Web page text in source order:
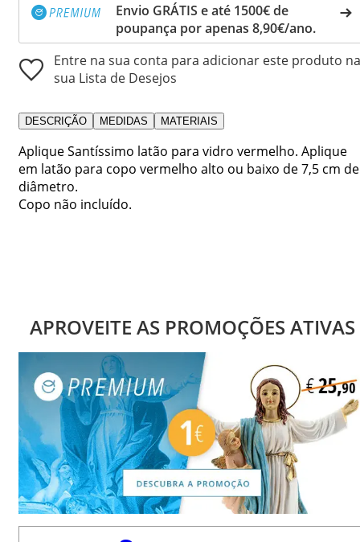
Envio GRÁTIS e até 1500€ de
poupança por apenas 8,90€/ano.
Entre na sua conta para adicionar este produto na
sua Lista de Desejos
DESCRIÇÃO MEDIDAS MATERIAIS
Aplique Santíssimo latão para vidro vermelho. Aplique
em latão para copo vermelho alto ou baixo de 7,5 cm de
diâmetro.
Copo não incluído.
APROVEITE AS PROMOÇÕES ATIVAS